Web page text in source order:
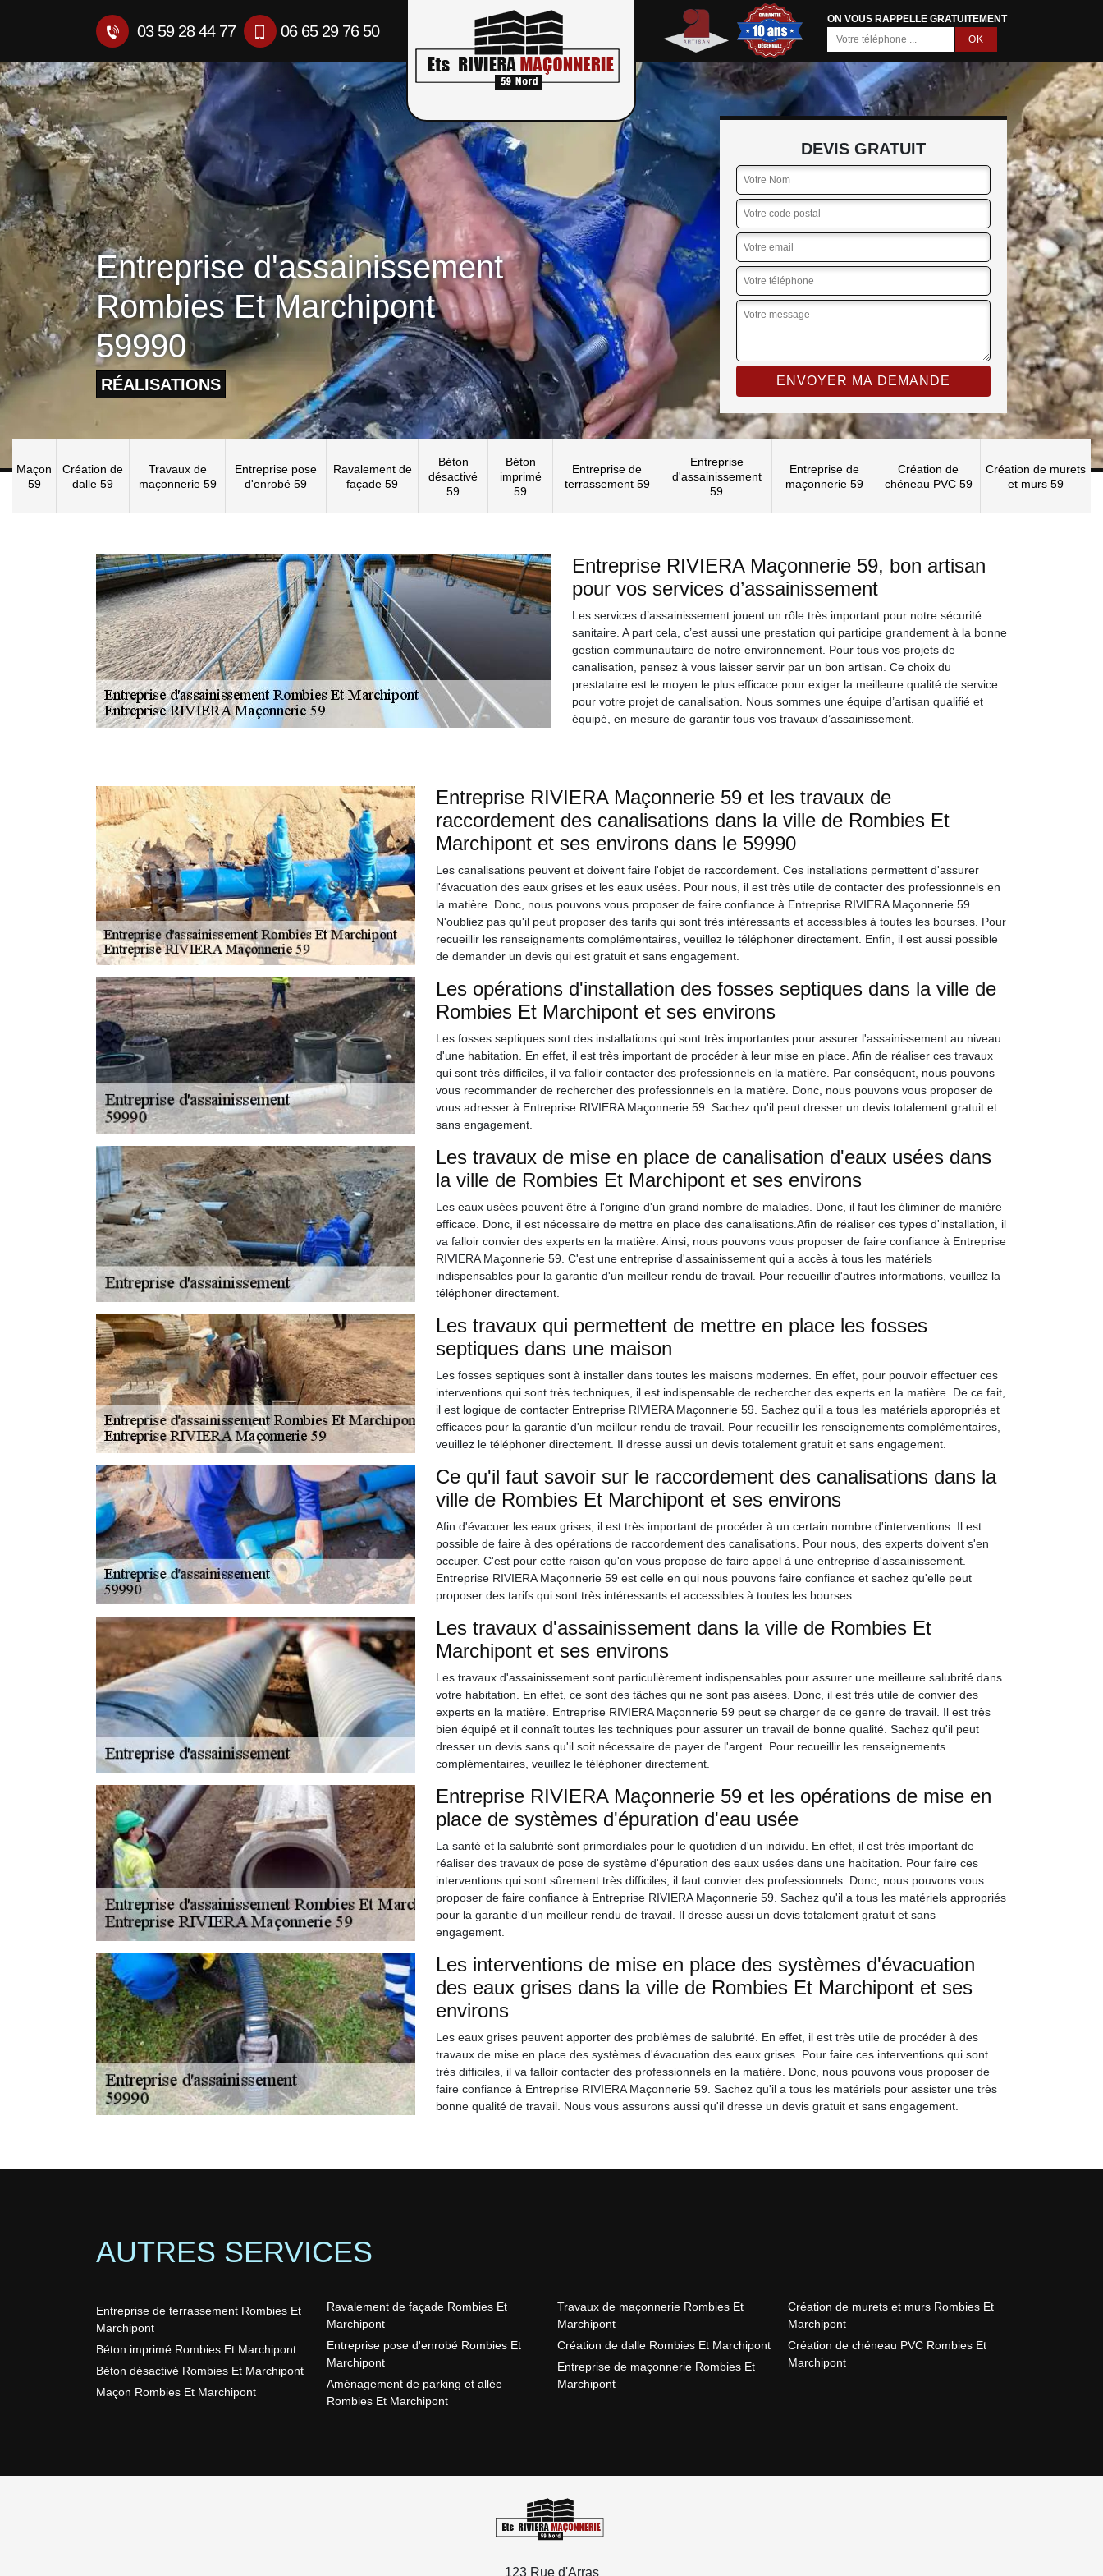
03 59 28 44 77 06 65 29 76 50
ON VOUS RAPPELLE GRATUITEMENT
Entreprise d'assainissement
Rombies Et Marchipont
59990
RÉALISATIONS
DEVIS GRATUIT
Maçon
59
Création de
dalle 59
Travaux de
maçonnerie 59
Entreprise pose
d'enrobé 59
Ravalement de
façade 59
Béton
désactivé
59
Béton
imprimé
59
Entreprise de
terrassement 59
Entreprise
d'assainissement
59
Entreprise de
maçonnerie 59
Création de
chéneau PVC 59
Création de murets
et murs 59
Entreprise RIVIERA Maçonnerie 59, bon artisan
pour vos services d’assainissement
Les services d’assainissement jouent un rôle très important pour notre sécurité
sanitaire. A part cela, c’est aussi une prestation qui participe grandement à la bonne
gestion communautaire de notre environnement. Pour tous vos projets de
canalisation, pensez à vous laisser servir par un bon artisan. Ce choix du
prestataire est le moyen le plus efficace pour exiger la meilleure qualité de service
pour votre projet de canalisation. Nous sommes une équipe d’artisan qualifié et
équipé, en mesure de garantir tous vos travaux d’assainissement.
Entreprise RIVIERA Maçonnerie 59 et les travaux de
raccordement des canalisations dans la ville de Rombies Et
Marchipont et ses environs dans le 59990
Les canalisations peuvent et doivent faire l'objet de raccordement. Ces installations permettent d'assurer
l'évacuation des eaux grises et les eaux usées. Pour nous, il est très utile de contacter des professionnels en
la matière. Donc, nous pouvons vous proposer de faire confiance à Entreprise RIVIERA Maçonnerie 59.
N'oubliez pas qu'il peut proposer des tarifs qui sont très intéressants et accessibles à toutes les bourses. Pour
recueillir les renseignements complémentaires, veuillez le téléphoner directement. Enfin, il est aussi possible
de demander un devis qui est gratuit et sans engagement.
Les opérations d'installation des fosses septiques dans la ville de
Rombies Et Marchipont et ses environs
Les fosses septiques sont des installations qui sont très importantes pour assurer l'assainissement au niveau
d'une habitation. En effet, il est très important de procéder à leur mise en place. Afin de réaliser ces travaux
qui sont très difficiles, il va falloir contacter des professionnels en la matière. Par conséquent, nous pouvons
vous recommander de rechercher des professionnels en la matière. Donc, nous pouvons vous proposer de
vous adresser à Entreprise RIVIERA Maçonnerie 59. Sachez qu'il peut dresser un devis totalement gratuit et
sans engagement.
Les travaux de mise en place de canalisation d'eaux usées dans
la ville de Rombies Et Marchipont et ses environs
Les eaux usées peuvent être à l'origine d'un grand nombre de maladies. Donc, il faut les éliminer de manière
efficace. Donc, il est nécessaire de mettre en place des canalisations.Afin de réaliser ces types d'installation, il
va falloir convier des experts en la matière. Ainsi, nous pouvons vous proposer de faire confiance à Entreprise
RIVIERA Maçonnerie 59. C'est une entreprise d'assainissement qui a accès à tous les matériels
indispensables pour la garantie d'un meilleur rendu de travail. Pour recueillir d'autres informations, veuillez la
téléphoner directement.
Les travaux qui permettent de mettre en place les fosses
septiques dans une maison
Les fosses septiques sont à installer dans toutes les maisons modernes. En effet, pour pouvoir effectuer ces
interventions qui sont très techniques, il est indispensable de rechercher des experts en la matière. De ce fait,
il est logique de contacter Entreprise RIVIERA Maçonnerie 59. Sachez qu'il a tous les matériels appropriés et
efficaces pour la garantie d'un meilleur rendu de travail. Pour recueillir les renseignements complémentaires,
veuillez le téléphoner directement. Il dresse aussi un devis totalement gratuit et sans engagement.
Ce qu'il faut savoir sur le raccordement des canalisations dans la
ville de Rombies Et Marchipont et ses environs
Afin d'évacuer les eaux grises, il est très important de procéder à un certain nombre d'interventions. Il est
possible de faire à des opérations de raccordement des canalisations. Pour nous, des experts doivent s'en
occuper. C'est pour cette raison qu'on vous propose de faire appel à une entreprise d'assainissement.
Entreprise RIVIERA Maçonnerie 59 est celle en qui nous pouvons faire confiance et sachez qu'elle peut
proposer des tarifs qui sont très intéressants et accessibles à toutes les bourses.
Les travaux d'assainissement dans la ville de Rombies Et
Marchipont et ses environs
Les travaux d'assainissement sont particulièrement indispensables pour assurer une meilleure salubrité dans
votre habitation. En effet, ce sont des tâches qui ne sont pas aisées. Donc, il est très utile de convier des
experts en la matière. Entreprise RIVIERA Maçonnerie 59 peut se charger de ce genre de travail. Il est très
bien équipé et il connaît toutes les techniques pour assurer un travail de bonne qualité. Sachez qu'il peut
dresser un devis sans qu'il soit nécessaire de payer de l'argent. Pour recueillir les renseignements
complémentaires, veuillez le téléphoner directement.
Entreprise RIVIERA Maçonnerie 59 et les opérations de mise en
place de systèmes d'épuration d'eau usée
La santé et la salubrité sont primordiales pour le quotidien d'un individu. En effet, il est très important de
réaliser des travaux de pose de système d'épuration des eaux usées dans une habitation. Pour faire ces
interventions qui sont sûrement très difficiles, il faut convier des professionnels. Donc, nous pouvons vous
proposer de faire confiance à Entreprise RIVIERA Maçonnerie 59. Sachez qu'il a tous les matériels appropriés
pour la garantie d'un meilleur rendu de travail. Il dresse aussi un devis totalement gratuit et sans
engagement.
Les interventions de mise en place des systèmes d'évacuation
des eaux grises dans la ville de Rombies Et Marchipont et ses
environs
Les eaux grises peuvent apporter des problèmes de salubrité. En effet, il est très utile de procéder à des
travaux de mise en place des systèmes d'évacuation des eaux grises. Pour faire ces interventions qui sont
très difficiles, il va falloir contacter des professionnels en la matière. Donc, nous pouvons vous proposer de
faire confiance à Entreprise RIVIERA Maçonnerie 59. Sachez qu'il a tous les matériels pour assister une très
bonne qualité de travail. Nous vous assurons aussi qu'il dresse un devis gratuit et sans engagement.
AUTRES SERVICES
Entreprise de terrassement Rombies Et
Marchipont
Béton imprimé Rombies Et Marchipont
Béton désactivé Rombies Et Marchipont
Maçon Rombies Et Marchipont
Ravalement de façade Rombies Et
Marchipont
Entreprise pose d'enrobé Rombies Et
Marchipont
Aménagement de parking et allée
Rombies Et Marchipont
Travaux de maçonnerie Rombies Et
Marchipont
Création de dalle Rombies Et Marchipont
Entreprise de maçonnerie Rombies Et
Marchipont
Création de murets et murs Rombies Et
Marchipont
Création de chéneau PVC Rombies Et
Marchipont
123 Rue d'Arras